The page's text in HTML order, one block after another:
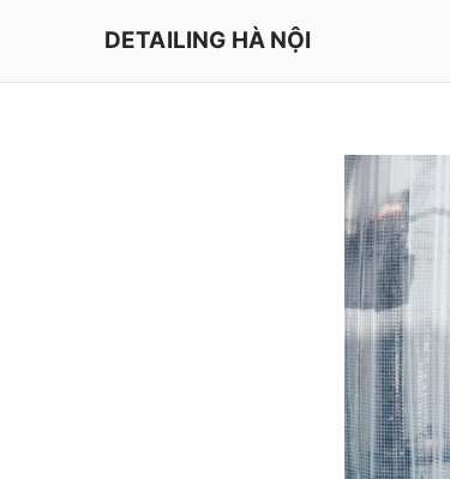
nội
DETAILING HÀ NỘI